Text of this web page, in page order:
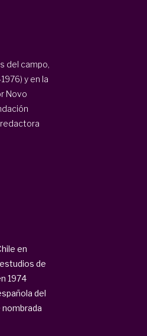
del campo,
y en la
Novo
redactora
en
de
1974
del
nombrada